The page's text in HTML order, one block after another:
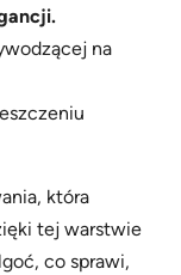
na
która
tej warstwie
co sprawi,